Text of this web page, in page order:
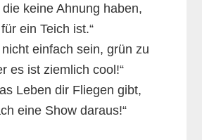
keine Ahnung haben,
ein Teich ist.“
nicht einfach sein, grün zu
es ist ziemlich cool!“
Leben dir Fliegen gibt,
eine Show daraus!“